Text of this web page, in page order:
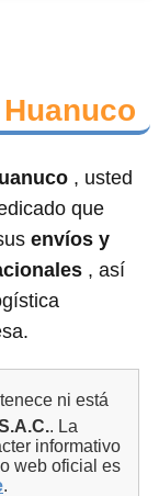
, usted
que
envíos y
, así
ni está
. La
informativo
web oficial es
.